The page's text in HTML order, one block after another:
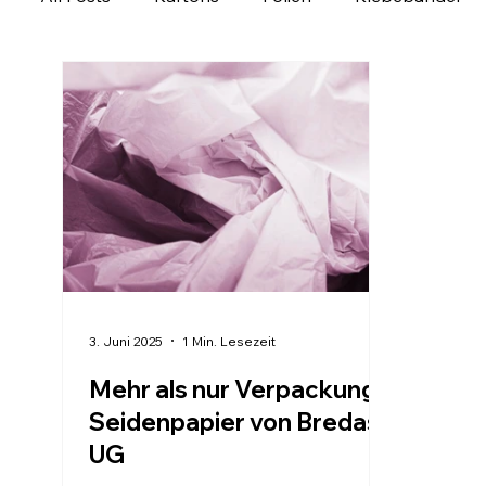
Ladungssicherung Personalisierbare Produkte
Verpackung regional entdecken
Mehr als nur Verpackung –
Seidenpapier von Bredas
UG
3. Juni 2025 1 Min. Lesezeit